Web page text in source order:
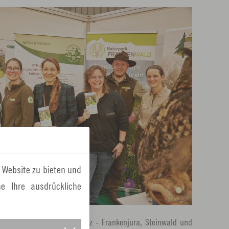
Fränkische Schweiz - Frankenjura, Steinwald und
zu bieten und
Ihre ausdrückliche